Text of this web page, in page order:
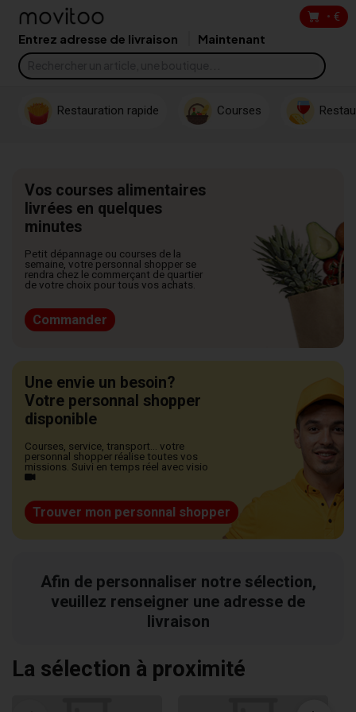
Entrez adresse de livraison Maintenant
• €
Restauration rapide Courses
Vos courses alimentaires
livrées en quelques
minutes
Petit dépannage ou courses de la
semaine, votre personnal shopper se
rendra chez le commerçant de quartier
de votre choix pour tous vos achats.
Commander
Une envie un besoin?
Votre personnal shopper
disponible
Courses, service, transport... votre
personnal shopper réalise toutes vos
missions. Suivi en temps réel avec visio
Trouver mon personnal shopper
Afin de personnaliser notre sélection,
veuillez renseigner une adresse de
livraison
La sélection à proximité